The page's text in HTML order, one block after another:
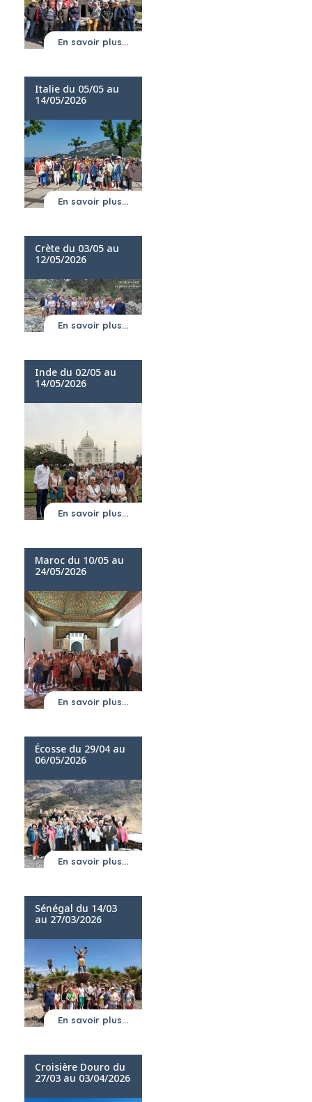
En savoir plus...
Italie du 05/05 au
14/05/2026
En savoir plus...
Crète du 03/05 au
12/05/2026
En savoir plus...
Inde du 02/05 au
14/05/2026
En savoir plus...
Maroc du 10/05 au
24/05/2026
En savoir plus...
Écosse du 29/04 au
06/05/2026
En savoir plus...
Sénégal du 14/03
au 27/03/2026
En savoir plus...
Croisière Douro du
27/03 au 03/04/2026